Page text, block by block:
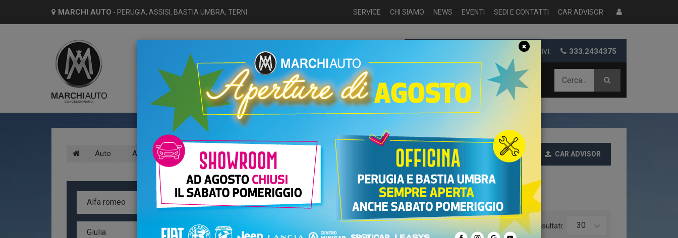
MARCHI AUTO - PERUGIA, ASSISI, BASTIA UMBRA, TERNI SERVICE CHI SIAMO NEWS EVENTI SEDI E CONTATTI CAR ADVISOR
Chiamaci per informazioni e preventivi: 333.2434375
HOME USATO NUOVO NOLEGGIO USATO AZIENDALE
Auto Alfa romeo Giulia Diesel CAR ADVISOR
Alfa romeo
Giulia
AUTO ALFA ROMEO GIULIA DIESEL
Da 1 - 4 di 4 Risultati: 30
×